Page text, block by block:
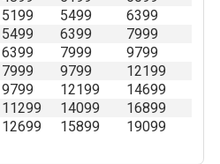
5199 5499
6399
5499 6399
7999
6399 7999
9799
7999 9799
12199
9799 12199
14699
11299 14099
16899
12699 15899 19099